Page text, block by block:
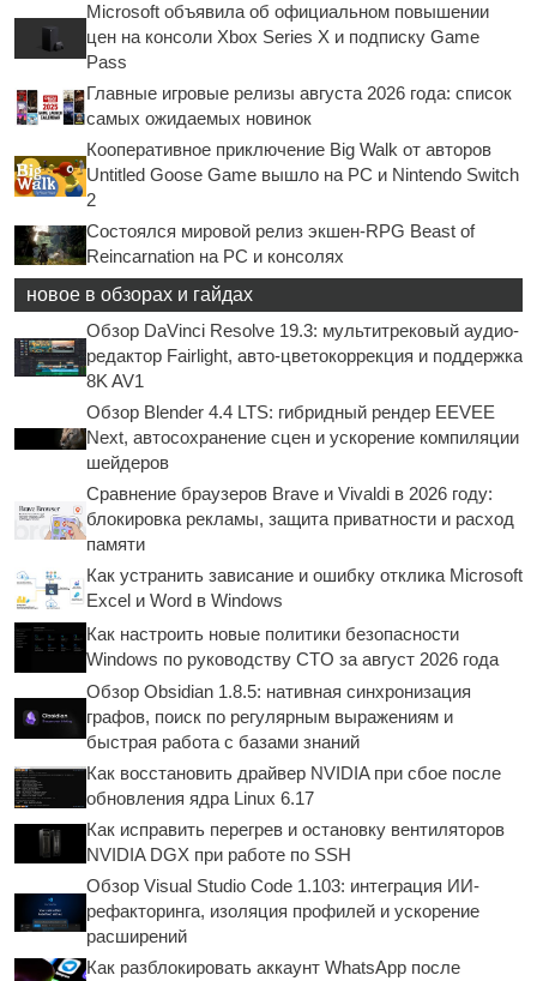
Microsoft объявила об официальном повышении
цен на консоли Xbox Series X и подписку Game
Pass
Главные игровые релизы августа 2026 года: список
самых ожидаемых новинок
Кооперативное приключение Big Walk от авторов
Untitled Goose Game вышло на PC и Nintendo Switch
2
Состоялся мировой релиз экшен-RPG Beast of
Reincarnation на PC и консолях
новое в обзорах и гайдах
Обзор DaVinci Resolve 19.3: мультитрековый аудио-
редактор Fairlight, авто-цветокоррекция и поддержка
8K AV1
Обзор Blender 4.4 LTS: гибридный рендер EEVEE
Next, автосохранение сцен и ускорение компиляции
шейдеров
Сравнение браузеров Brave и Vivaldi в 2026 году:
блокировка рекламы, защита приватности и расход
памяти
Как устранить зависание и ошибку отклика Microsoft
Excel и Word в Windows
Как настроить новые политики безопасности
Windows по руководству CTO за август 2026 года
Обзор Obsidian 1.8.5: нативная синхронизация
графов, поиск по регулярным выражениям и
быстрая работа с базами знаний
Как восстановить драйвер NVIDIA при сбое после
обновления ядра Linux 6.17
Как исправить перегрев и остановку вентиляторов
NVIDIA DGX при работе по SSH
Обзор Visual Studio Code 1.103: интеграция ИИ-
рефакторинга, изоляция профилей и ускорение
расширений
Как разблокировать аккаунт WhatsApp после